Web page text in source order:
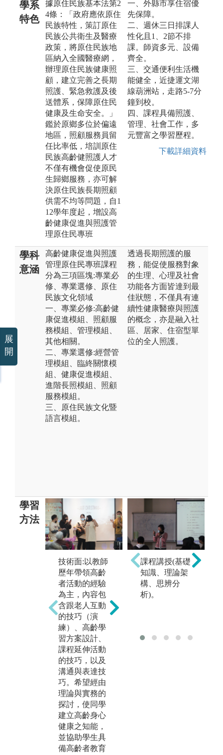
學系
特色
據原住民族基本法第2
4條：「政府應依原住
民族特性，策訂原住
民族公共衛生及醫療
政策，將原住民族地
區納入全國醫療網，
辦理原住民族健康照
顧，建立完善之長期
照護、緊急救護及後
送體系，保障原住民
健康及生命安全。」
鑑於原鄉多位於偏遠
地區，照顧服務員留
任比率低，培訓原住
民族高齡健照護人才
不僅有機會促使原民
生歸鄉服務，亦可解
決原住民族長期照顧
供需不均等問題，自1
12學年度起，增設高
齡健康促進與照護管
理原住民專班
一、外縣市享住宿優
先保障。
二、週休三日排課人
性化且1、2節不排
課。師資多元、設備
齊全。
三、交通便利生活機
能健全，近捷運文湖
線葫洲站，走路5-7分
鐘到校。
四、課程具備照護、
管理、社會工作，多
元豐富之學習歷程。
下載詳細資料
學科
意涵
高齡健康促進與照護
管理原住民專班課程
分為三項區塊:專業必
修、專業選修、原住
民族文化領域
一、專業必修:高齡健
康促進模組、照顧服
務模組、管理模組、
其他相關。
二、專業選修:經營管
理模組、臨終關懷模
組、健康促進模組、
進階長照模組、照顧
服務模組。
三、原住民族文化暨
語言模組。
透過長期照護的服
務，能促使服務對象
的生理、心理及社會
功能各方面皆達到最
佳狀態，不僅具有連
續性健康醫療與照護
的概念，亦是融入社
區、居家、住宿型單
位的全人照護。
學習
方法
技術面:以教師
歷年帶領高齡
者活動的經驗
為主，內容包
含跟老人互動
的技巧（演
練）、高齡學
習方案設計、
課程延伸活動
的技巧，以及
溝通與表達技
巧。希望經由
理論與實務的
探討，使同學
建立高齡身心
健康之知能，
並協助學生具
備高齡者教育
廣泛介紹原住
民族社會、部
落與傳藝文化
基礎層面之重
紹、聚落組
課程講授(基礎
知識、理論架
構、思辨分
析)。
展
開